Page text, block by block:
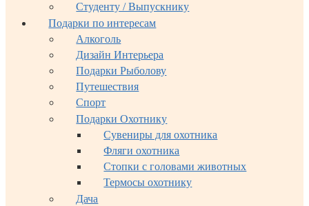
Студенту / Выпускнику
Подарки по интересам
Алкоголь
Дизайн Интерьера
Подарки Рыболову
Путешествия
Спорт
Подарки Охотнику
Сувениры для охотника
Фляги охотника
Стопки с головами животных
Термосы охотнику
Дача